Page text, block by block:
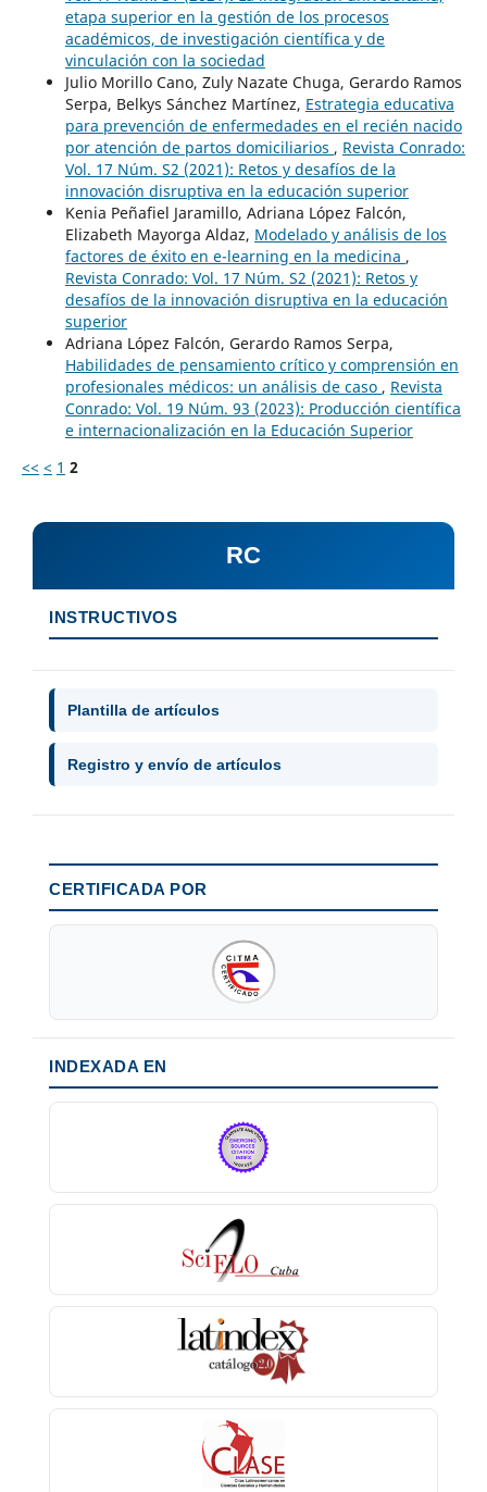
etapa superior en la gestión de los procesos
académicos, de investigación científica y de
vinculación con la sociedad
Julio Morillo Cano, Zuly Nazate Chuga, Gerardo Ramos
Serpa, Belkys Sánchez Martínez, Estrategia educativa
para prevención de enfermedades en el recién nacido
por atención de partos domiciliarios , Revista Conrado:
Vol. 17 Núm. S2 (2021): Retos y desafíos de la
innovación disruptiva en la educación superior
Kenia Peñafiel Jaramillo, Adriana López Falcón,
Elizabeth Mayorga Aldaz, Modelado y análisis de los
factores de éxito en e-learning en la medicina ,
Revista Conrado: Vol. 17 Núm. S2 (2021): Retos y
desafíos de la innovación disruptiva en la educación
superior
Adriana López Falcón, Gerardo Ramos Serpa,
Habilidades de pensamiento crítico y comprensión en
profesionales médicos: un análisis de caso , Revista
Conrado: Vol. 19 Núm. 93 (2023): Producción científica
e internacionalización en la Educación Superior
<< < 1 2
RC
INSTRUCTIVOS
Plantilla de artículos
Registro y envío de artículos
CERTIFICADA POR
INDEXADA EN